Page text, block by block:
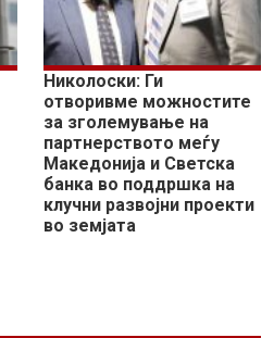
Николоски: Ги
отворивме можностите
за зголемување на
партнерството меѓу
Македонија и Светска
банка во поддршка на
клучни развојни проекти
во земјата